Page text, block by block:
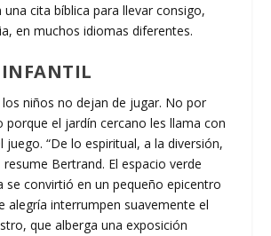
cita bíblica para llevar consigo,
en muchos idiomas diferentes.
INFANTIL
niños no dejan de jugar. No por
porque el jardín cercano les llama con
juego. “De lo espiritual, a la diversión,
Bertrand. El espacio verde
se convirtió en un pequeño epicentro
alegría interrumpen suavemente el
que alberga una exposición